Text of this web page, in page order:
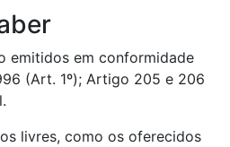
emitidos em conformidade
(Art. 1º); Artigo 205 e 206
livres, como os oferecidos